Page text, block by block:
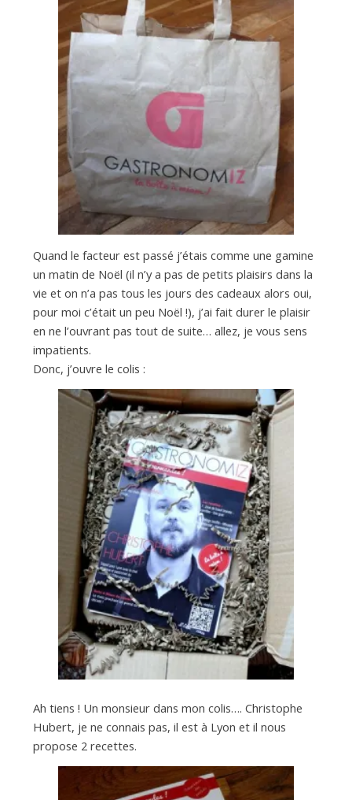
Quand le facteur est passé j’étais comme une gamine
un matin de Noël (il n’y a pas de petits plaisirs dans la
vie et on n’a pas tous les jours des cadeaux alors oui,
pour moi c’était un peu Noël !), j’ai fait durer le plaisir
en ne l’ouvrant pas tout de suite… allez, je vous sens
impatients.
Donc, j’ouvre le colis :
Ah tiens ! Un monsieur dans mon colis…. Christophe
Hubert, je ne connais pas, il est à Lyon et il nous
propose 2 recettes.